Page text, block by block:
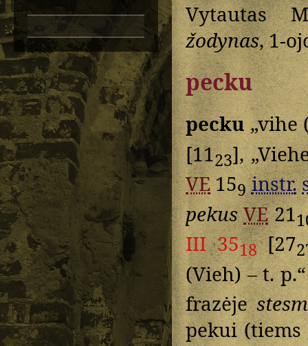
Vytautas
žodynas, 1-
pecku
pecku„vihe
[1123],
VE159 instr.
pekus VE21
III 3518[27
(Vieh) – t.
frazėje
pekui